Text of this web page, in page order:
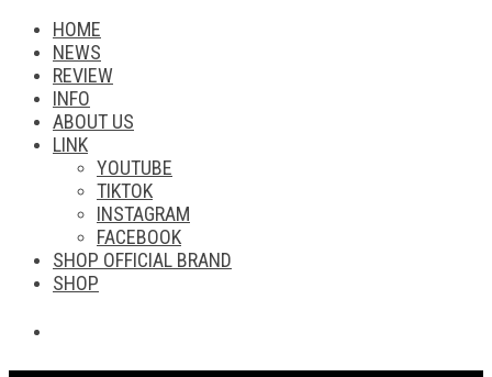
HOME
NEWS
REVIEW
INFO
ABOUT US
LINK
YOUTUBE
TIKTOK
INSTAGRAM
FACEBOOK
SHOP OFFICIAL BRAND
SHOP